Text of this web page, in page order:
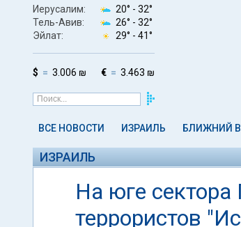
Иерусалим: 20° - 32°
Тель-Авив:
26° - 32°
Эйлат:
29° - 41°
$ 3.006 ₪ € 3.463 ₪
ВСЕ НОВОСТИ ИЗРАИЛЬ БЛИЖНИЙ
ИЗРАИЛЬ
На юге
террористов